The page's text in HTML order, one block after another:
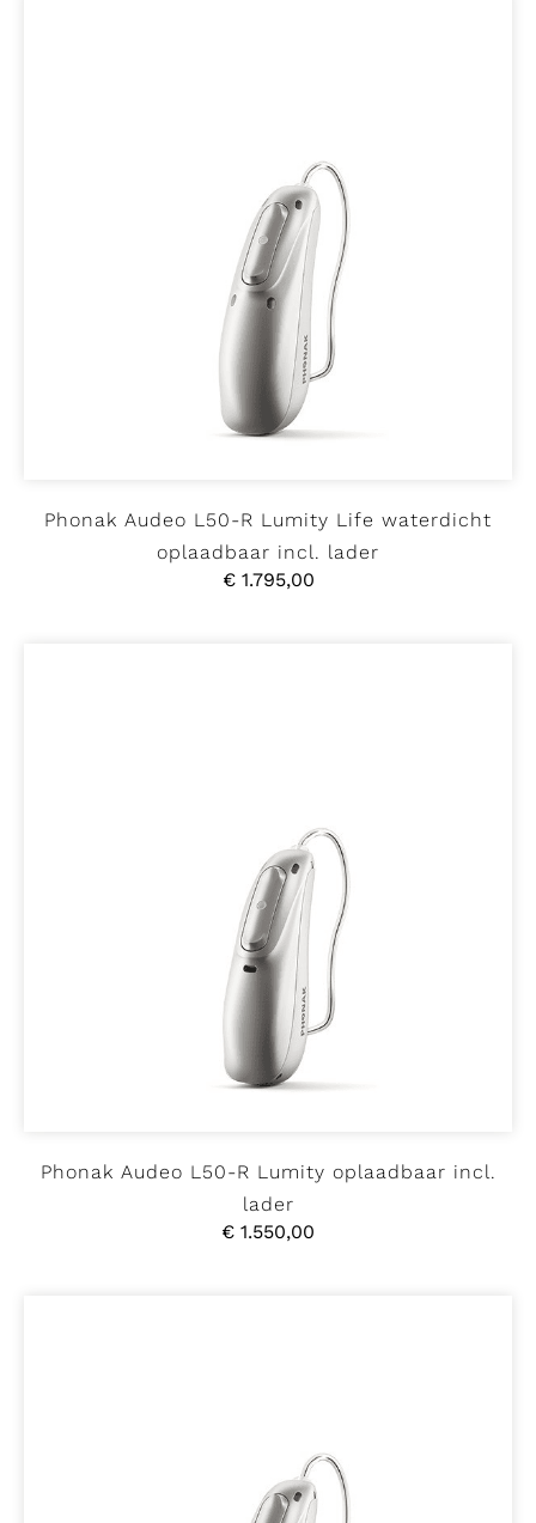
Phonak Audeo L50-R Lumity Life waterdicht
oplaadbaar incl. lader
€1.795,00
Phonak Audeo L50-R Lumity oplaadbaar incl.
lader
€ 1.550,00